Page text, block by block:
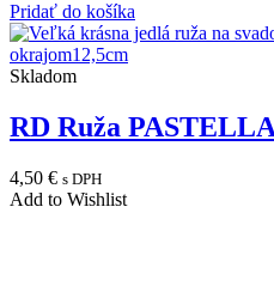
Pridať do košíka
Skladom
RD Ruža
4,50 € s DPH
Add to Wishlist